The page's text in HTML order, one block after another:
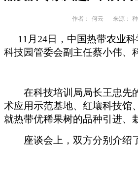
作者： 何云 来源： 种
11月24日，中国热带农业
科技园管委会副主任蔡小伟、
在科技培训局局长王忠先的
术应用示范基地、红壤科技馆
就热带优稀果树的品种引进、
座谈会上，双方分别介绍了